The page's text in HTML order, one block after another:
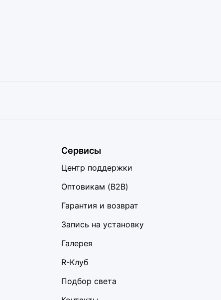
Сервисы
Центр поддержки
Оптовикам (B2B)
Гарантия и возврат
Запись на установку
Галерея
R-Клуб
Подбор света